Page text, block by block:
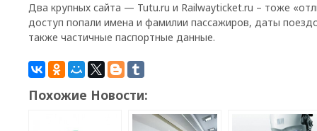
Два крупных сайта — Tutu.ru и Railwayticket.ru – тоже
доступ попали имена и фамилии пассажиров, даты
также частичные паспортные данные.
Похожие Новости: